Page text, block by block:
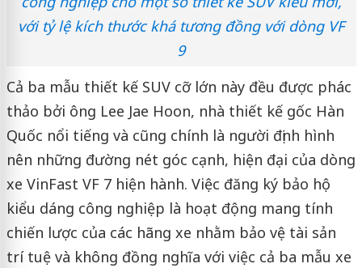
với tỷ lệ kích thước khá tương đồng với dòng VF
9
Cả ba mẫu thiết kế SUV cỡ lớn này đều được phác
thảo bởi ông Lee Jae Hoon, nhà thiết kế gốc Hàn
Quốc nổi tiếng và cũng chính là người định hình
nên những đường nét góc cạnh, hiện đại của dòng
xe VinFast VF 7 hiện hành. Việc đăng ký bảo hộ
kiểu dáng công nghiệp là hoạt động mang tính
chiến lược của các hãng xe nhằm bảo vệ tài sản
trí tuệ và không đồng nghĩa với việc cả ba mẫu xe